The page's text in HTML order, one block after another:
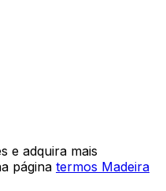
e adquira mais
página termos Madeira